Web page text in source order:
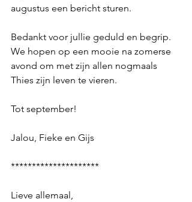
augustus een bericht sturen.
Bedankt voor jullie geduld en begrip.
We hopen op een mooie na zomerse
avond om met zijn allen nogmaals
Thies zijn leven te vieren.
Tot september!
Jalou, Fieke en Gijs
*********************
Lieve allemaal,